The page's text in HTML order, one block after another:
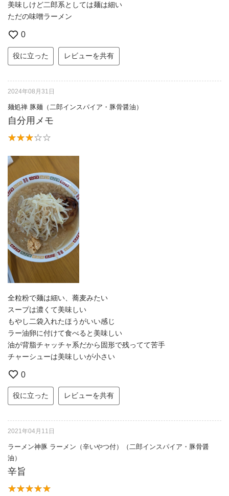
美味しけど二郎系としては麺は細い
ただの味噌ラーメン
0
役に立った レビューを共有
2024年08月31日
麺処禅 豚麺（二郎インスパイア・豚骨醤油）
自分用メモ
全粒粉で麺は細い、蕎麦みたい
スープは濃くて美味しい
もやし二袋入れたほうがいい感じ
ラー油卵に付けて食べると美味しい
油が背脂チャッチャ系だから固形で残ってて苦手
チャーシューは美味しいが小さい
0
役に立った レビューを共有
2021年04月11日
ラーメン神豚 ラーメン（辛いやつ付）（二郎インスパイア・豚骨醤
油）
辛旨